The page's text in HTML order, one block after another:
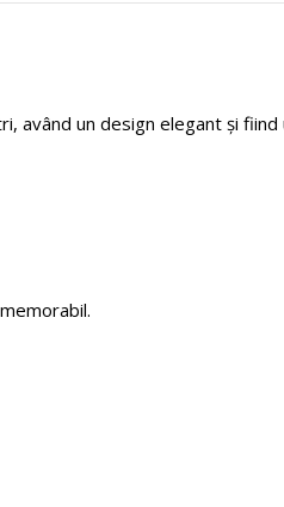
având un design elegant și